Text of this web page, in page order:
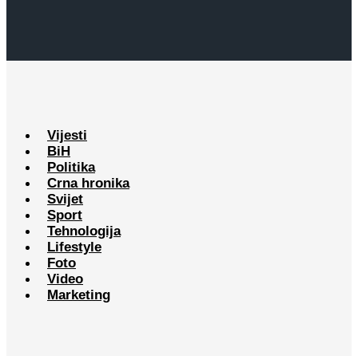
Vijesti
BiH
Politika
Crna hronika
Svijet
Sport
Tehnologija
Lifestyle
Foto
Video
Marketing